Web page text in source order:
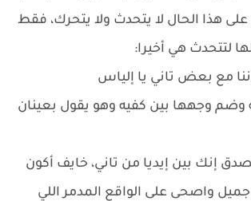
هذا الحال لا يتحدث ولا يتحرك، فقط
لتتحدث هي أخيرا:
مع بعض تاني يا إلياس
وضم وجهها بين كفيه وهو يقول بعينان
إنك بين إيديا من تاني، خايف أكون
واصحى على الواقع المدمر اللي